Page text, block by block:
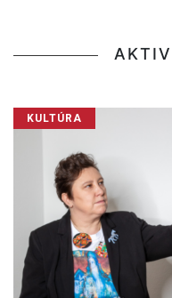
KULTÚRA